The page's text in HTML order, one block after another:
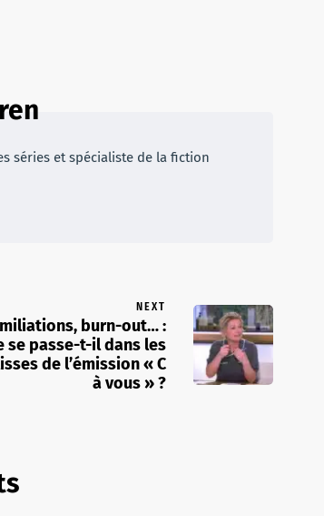
séries et spécialiste de la fiction
NEXT
burn-out… :
se passe-t-il dans les
de l’émission « C
à vous » ?